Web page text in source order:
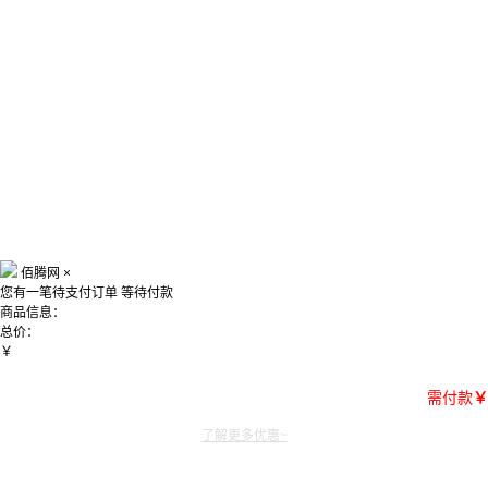
佰腾网 ×
您有一笔待支付订单 等待付款
商品信息：
总价：
￥
需付款￥
了解更多优惠~